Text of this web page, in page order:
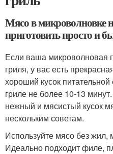
Мясо в микроволновке
приготовить просто и
Если ваша микроволновая
гриля, у вас есть
хороший кусок
гриле не более 10-13
нежный и мясистый кусок
нескольким советам.
Используйте мясо без жил,
Идеально подходит филе,